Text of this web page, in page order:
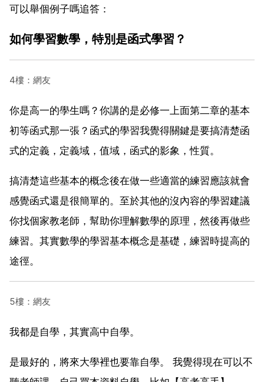
可以舉個例子嗎追答：
如何學習數學，特別是函式學習？
4樓：網友
你是高一的學生嗎？你講的是必修一上面第二章的基本
初等函式那一張？函式的學習我覺得關鍵是要搞清楚函
式的定義，定義域，值域，函式的影象，性質。
搞清楚這些基本的概念後在做一些適當的練習應該就會
感覺函式還是很簡單的。至於其他的沒內容的學習建議
你找個家教老師，幫助你理解數學的原理，然後再做些
練習。其實數學的學習基本概念是基礎，練習時提高的
途徑。
5樓：網友
我都是自學，其實高中自學。
是最好的，將來大學裡也要靠自學。 我覺得現在可以不